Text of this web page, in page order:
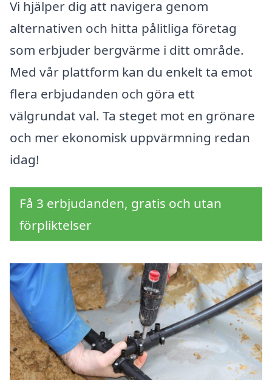
Vi hjälper dig att navigera genom
alternativen och hitta pålitliga företag
som erbjuder bergvärme i ditt område.
Med vår plattform kan du enkelt ta emot
flera erbjudanden och göra ett
välgrundat val. Ta steget mot en grönare
och mer ekonomisk uppvärmning redan
idag!
Få 3 erbjudanden, gratis och utan
förpliktelser